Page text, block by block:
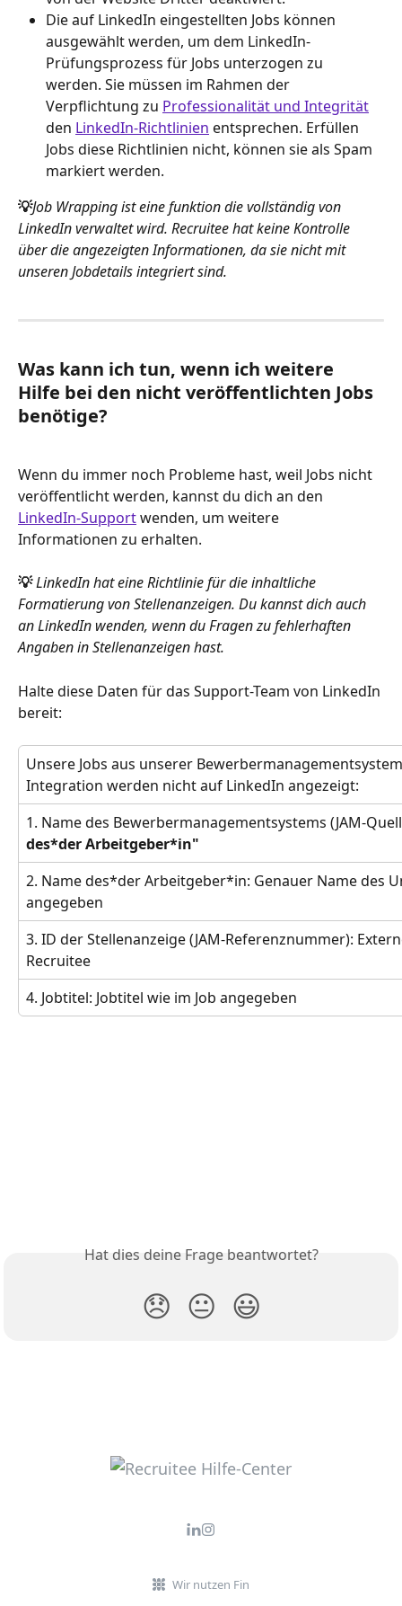
Die auf LinkedIn eingestellten Jobs können
ausgewählt werden, um dem LinkedIn-
Prüfungsprozess für Jobs unterzogen zu
werden. Sie müssen im Rahmen der
Verpflichtung zu Professionalität und Integrität
den LinkedIn-Richtlinien entsprechen. Erfüllen
Jobs diese Richtlinien nicht, können sie als Spam
markiert werden.
💡Job Wrapping ist eine funktion die vollständig von
LinkedIn verwaltet wird. Recruitee hat keine Kontrolle
über die angezeigten Informationen, da sie nicht mit
unseren Jobdetails integriert sind.
Was kann ich tun, wenn ich weitere
Hilfe bei den nicht veröffentlichten Jobs
benötige?
Wenn du immer noch Probleme hast, weil Jobs nicht
veröffentlicht werden, kannst du dich an den
LinkedIn-Support wenden, um weitere
Informationen zu erhalten.
💡LinkedIn hat eine Richtlinie für die inhaltliche
Formatierung von Stellenanzeigen. Du kannst dich auch
an LinkedIn wenden, wenn du Fragen zu fehlerhaften
Angaben in Stellenanzeigen hast.
Halte diese Daten für das Support-Team von LinkedIn
bereit:
Unsere Jobs aus unserer
Integration werden nicht auf LinkedIn angezeigt:
1. Name des Bewerbermanagementsystems (JAM-
des*der Arbeitgeber*in"
2. Name des*der Arbeitgeber*in: Genauer Name des
angegeben
3. ID der Stellenanzeige (JAM-Referenznummer):
Recruitee
4. Jobtitel: Jobtitel wie im Job angegeben
Hat dies deine Frage beantwortet?
😞 😐 😃
Wir nutzen Fin